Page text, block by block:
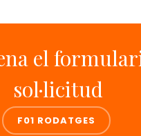
el
sol·licitud
F01 RODATGES